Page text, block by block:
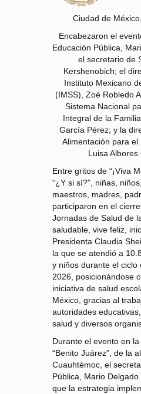
Ciudad de
Encabezaron el
Educación Pública,
el secretario de
Kershenobich; el
Instituto Mexicano
(IMSS), Zoé Robledo
Sistema Nacional
Integral de la
García Pérez; y la
Alimentación para el
Luisa Albores
Entre gritos de “¡Viva
“¿Y si sí?”, niñas,
maestros, madres,
participaron en el
Jornadas de Salud de
saludable, vive feliz,
Presidenta Claudia
la que se atendió a
y niños durante el ciclo
2026, posicionándose
iniciativa de salud
México, gracias al
autoridades
salud y diversos
Durante el evento en
“Benito Juárez”, de la
Cuauhtémoc, el
Pública, Mario
que la estrategia